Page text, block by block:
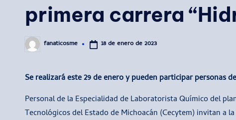
primera carrera
Publicado
por
fanaticosme 18 de enero de 2023
Se realizará este 29 de enero y pueden participar personas
Personal de la Especialidad de Laboratorista Químico del
Tecnológicos del Estado de Michoacán (Cecytem) invitan a